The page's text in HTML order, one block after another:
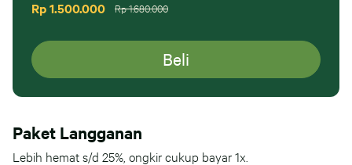
Rp 1.500.000 Rp 1.680.000
Beli
Paket Langganan
Lebih hemat s/d 25%, ongkir cukup bayar 1x.